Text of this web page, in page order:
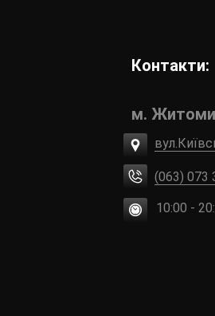
Контакти:
м.
10:00 -
(063) 073